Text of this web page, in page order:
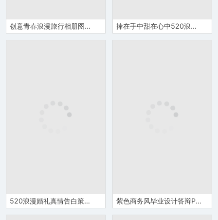
创意青春浪漫旅行相册图片展示相册PPT模板 捧在手中甜在心中520浪漫婚庆策划PPT模板
520浪漫婚礼真情告白策划PPT模板 紫色商务风毕业设计答辩PPT模板